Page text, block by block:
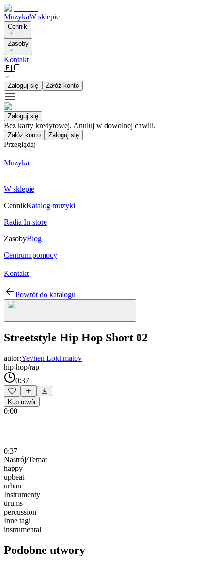
MuzykaW sklepie
Cennik
Zasoby
Kontakt
🇵🇱
Zaloguj się Załóż konto
Zaloguj się
Bez karty kredytowej. Anuluj w dowolnej chwili.
Załóż konto Zaloguj się
Przeglądaj
Muzyka
W sklepie
CennikKatalog muzyki
Radia In-store
ZasobyBlog
Centrum pomocy
Kontakt
Powrót do katalogu
Streetstyle Hip Hop Short 02
autor:Yevhen Lokhmatov
hip-hop/rap
0:37
Kup utwór
0:00
0:37
Nastrój/Temat
happy
upbeat
urban
Instrumenty
drums
percussion
Inne tagi
instrumental
Podobne utwory